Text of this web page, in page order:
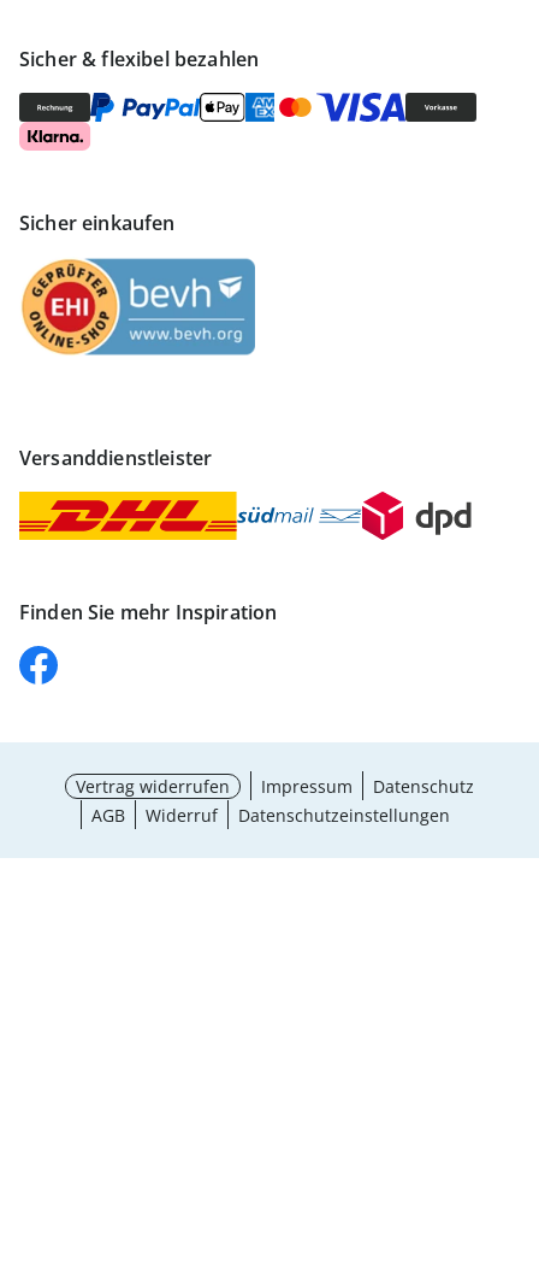
Sicher & flexibel bezahlen
Sicher einkaufen
Versanddienstleister
Finden Sie mehr Inspiration
Vertrag widerrufen Impressum
Datenschutz
AGB
Widerruf Datenschutzeinstellungen